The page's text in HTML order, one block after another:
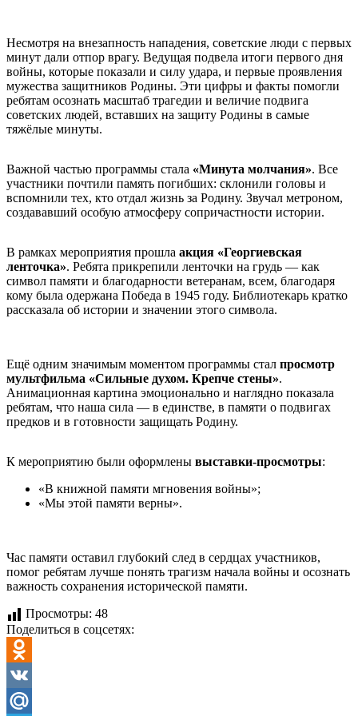
Несмотря на внезапность нападения, советские люди с первых
минут дали отпор врагу. Ведущая подвела итоги первого дня
войны, которые показали и силу удара, и первые проявления
мужества защитников Родины. Эти цифры и факты помогли
ребятам осознать масштаб трагедии и величие подвига
советских людей, вставших на защиту Родины в самые
тяжёлые минуты.
Важной частью программы стала «Минута молчания». Все
участники почтили память погибших: склонили головы и
вспомнили тех, кто отдал жизнь за Родину. Звучал метроном,
создававший особую атмосферу сопричастности истории.
В рамках мероприятия прошла акция «Георгиевская
ленточка». Ребята прикрепили ленточки на грудь — как
символ памяти и благодарности ветеранам, всем, благодаря
кому была одержана Победа в 1945 году. Библиотекарь кратко
рассказала об истории и значении этого символа.
Ещё одним значимым моментом программы стал просмотр
мультфильма «Сильные духом. Крепче стены».
Анимационная картина эмоционально и наглядно показала
ребятам, что наша сила — в единстве, в памяти о подвигах
предков и в готовности защищать Родину.
К мероприятию были оформлены выставки‑просмотры:
«В книжной памяти мгновения войны»;
«Мы этой памяти верны».
Час памяти оставил глубокий след в сердцах участников,
помог ребятам лучше понять трагизм начала войны и осознать
важность сохранения исторической памяти.
Просмотры: 48
Поделиться в соцсетях:
Odnoklassniki
VK